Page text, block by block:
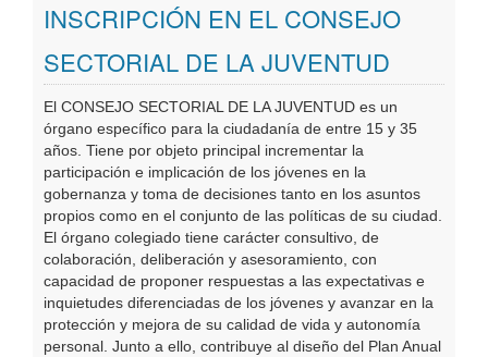
Oficinas Virtuales
Publicaciones
INSCRIPCIÓN EN EL CONSEJO
SECTORIAL DE LA JUVENTUD
El CONSEJO SECTORIAL DE LA JUVENTUD es un
órgano específico para la ciudadanía de entre 15 y 35
años. Tiene por objeto principal incrementar la
participación e implicación de los jóvenes en la
gobernanza y toma de decisiones tanto en los asuntos
propios como en el conjunto de las políticas de su ciudad.
El órgano colegiado tiene carácter consultivo, de
colaboración, deliberación y asesoramiento, con
capacidad de proponer respuestas a las expectativas e
inquietudes diferenciadas de los jóvenes y avanzar en la
protección y mejora de su calidad de vida y autonomía
personal. Junto a ello, contribuye al diseño del Plan Anual